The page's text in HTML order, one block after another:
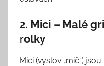
2. Mici – Malé
rolky
Mici (vyslov „mič“)